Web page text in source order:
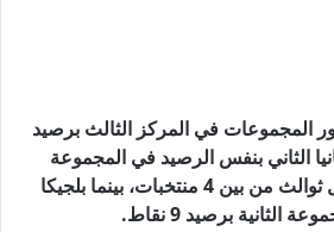
المجموعات في المركز الثالث برصيد
الثاني بنفس الرصيد في المجموعة
السادسة ليتأهل كأفضل ثوالث من بين 4 منتخبات، بينما بلجيكا
برصيد 9 نقاط.